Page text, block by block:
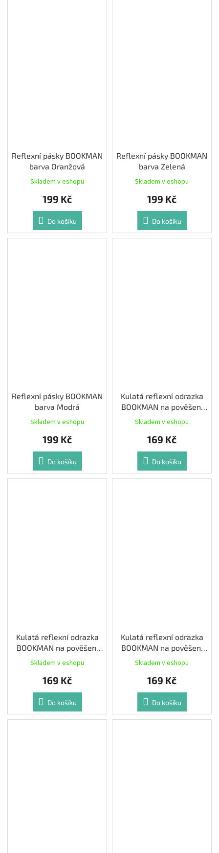
Reflexní pásky BOOKMAN
barva Oranžová
Skladem v eshopu
199 Kč
Do košíku
Reflexní pásky BOOKMAN
barva Zelená
Skladem v eshopu
199 Kč
Do košíku
Reflexní pásky BOOKMAN
barva Modrá
Skladem v eshopu
199 Kč
Do košíku
Kulatá reflexní odrazka
BOOKMAN na pověšení
barva Oranžová
Skladem v eshopu
169 Kč
Do košíku
Kulatá reflexní odrazka
BOOKMAN na pověšení
barva Zelená
Skladem v eshopu
169 Kč
Do košíku
Kulatá reflexní odrazka
BOOKMAN na pověšení
barva Modrá
Skladem v eshopu
169 Kč
Do košíku